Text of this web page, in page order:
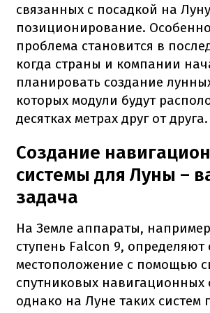
связанных с посадкой на
позиционирование.
проблема становится в
когда страны и компании
планировать создание
которых модули будут
десятках метрах друг от друга.
Создание
системы для Луны –
задача
На Земле аппараты,
ступень Falcon 9, определяют
местоположение с помощью
спутниковых навигационных
однако на Луне таких систем